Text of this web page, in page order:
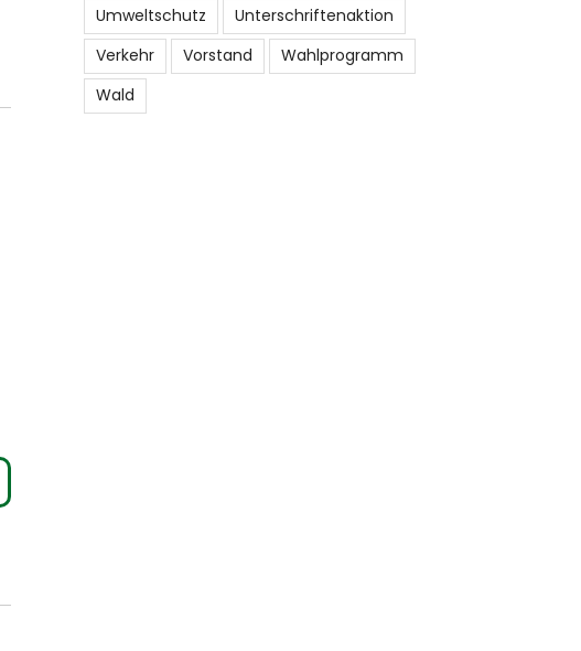
Umweltschutz
Unterschriftenaktion
Verkehr
Vorstand
Wahlprogramm
Wald